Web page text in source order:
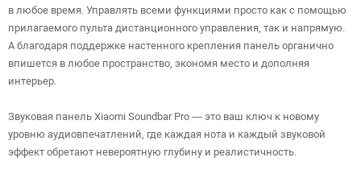
в любое время. Управлять всеми функциями просто как с помощью
прилагаемого пульта дистанционного управления, так и напрямую.
А благодаря поддержке настенного крепления панель органично
впишется в любое пространство, экономя место и дополняя
интерьер.
Звуковая панель Xiaomi Soundbar Pro — это ваш ключ к новому
уровню аудиовпечатлений, где каждая нота и каждый звуковой
эффект обретают невероятную глубину и реалистичность.